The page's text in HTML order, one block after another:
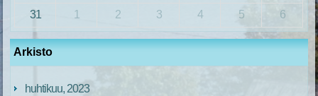
31
1 2 3 4 5 6
Arkisto
huhtikuu, 2023